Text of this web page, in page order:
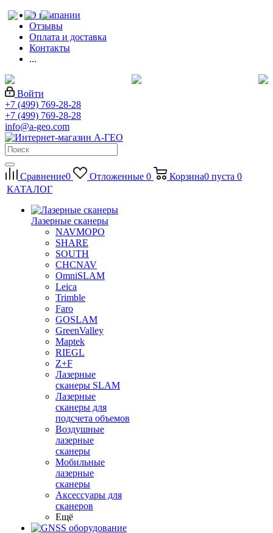
О компании
Отзывы
Оплата и доставка
Контакты
...
Войти
+7 (499) 769-28-28
+7 (499) 769-28-28
info@a-geo.com
Сравнение0 Отложенные 0 Корзина0 пуста 0
КАТАЛОГ
Лазерные сканеры
NAVMOPO
SHARE
SOUTH
CHCNAV
OmniSLAM
Leica
Trimble
Faro
GOSLAM
GreenValley
Maptek
RIEGL
Z+F
Лазерные
сканеры SLAM
Лазерные
сканеры для
подсчета объемов
Воздушные
лазерные
сканеры
Мобильные
лазерные
сканеры
Аксессуары для
сканеров
Ещё